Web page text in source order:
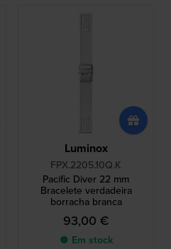
Luminox
FPX.2205.10Q.K
Pacific Diver 22 mm
Bracelete verdadeira
borracha branca
93,00 €
● Em stock